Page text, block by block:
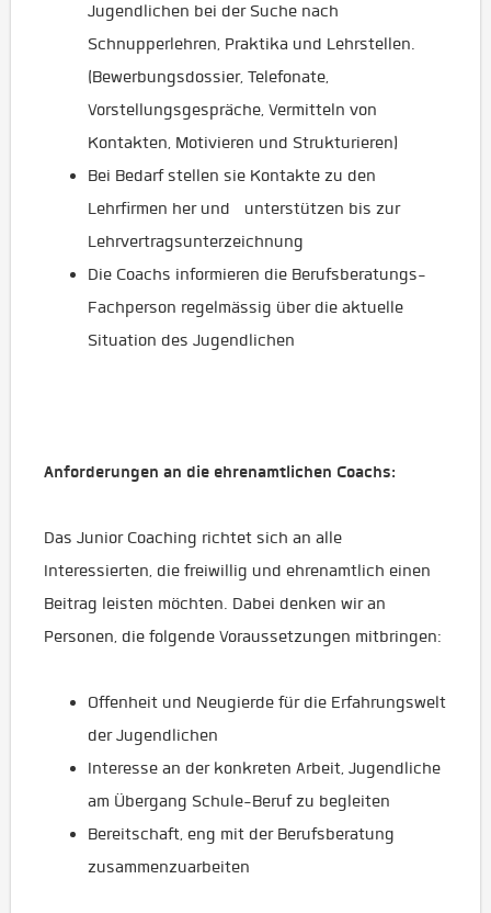
Jugendlichen bei der Suche nach
Schnupperlehren, Praktika und Lehrstellen.
(Bewerbungsdossier, Telefonate,
Vorstellungsgespräche, Vermitteln von
Kontakten, Motivieren und Strukturieren)
Bei Bedarf stellen sie Kontakte zu den
Lehrfirmen her und unterstützen bis zur
Lehrvertragsunterzeichnung
Die Coachs informieren die Berufsberatungs-
Fachperson regelmässig über die aktuelle
Situation des Jugendlichen
Anforderungen an die ehrenamtlichen Coachs:
Das Junior Coaching richtet sich an alle
Interessierten, die freiwillig und ehrenamtlich einen
Beitrag leisten möchten. Dabei denken wir an
Personen, die folgende Voraussetzungen mitbringen:
Offenheit und Neugierde für die Erfahrungswelt
der Jugendlichen
Interesse an der konkreten Arbeit, Jugendliche
am Übergang Schule-Beruf zu begleiten
Bereitschaft, eng mit der Berufsberatung
zusammenzuarbeiten